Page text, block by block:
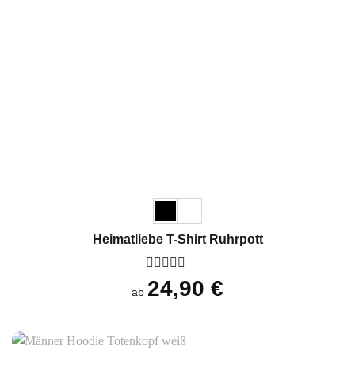
Heimatliebe T-Shirt Ruhrpott
Bewertet
mit
ab 24,90 €